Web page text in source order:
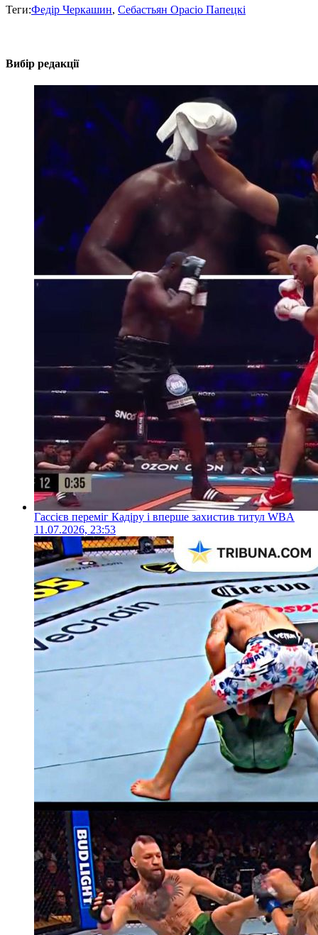
Теги:Федір Черкашин, Себастьян Орасіо Папецкі
Вибір редакції
Гассієв переміг Кадіру і вперше захистив титул WBA
11.07.2026, 23:53